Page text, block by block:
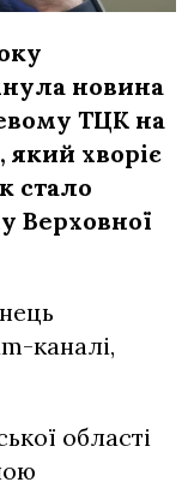
новина
ТЦК на
який хворіє
стало
Верховної
каналі,
області